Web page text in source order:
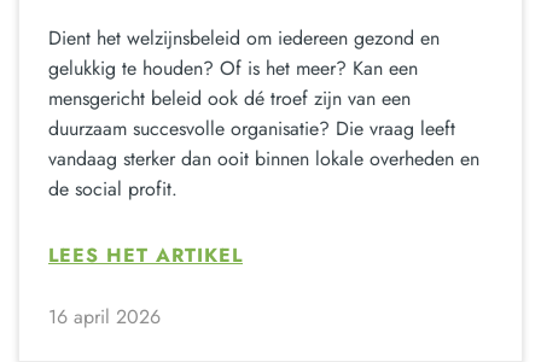
Dient het welzijnsbeleid om iedereen gezond en
gelukkig te houden? Of is het meer? Kan een
mensgericht beleid ook dé troef zijn van een
duurzaam succesvolle organisatie? Die vraag leeft
vandaag sterker dan ooit binnen lokale overheden en
de social profit.
LEES HET ARTIKEL
16 april 2026